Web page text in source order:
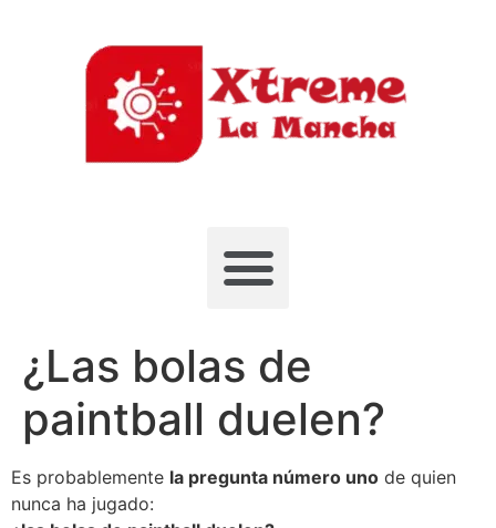
¿Las bolas de
paintball duelen?
Es probablemente la pregunta número uno de quien
nunca ha jugado: